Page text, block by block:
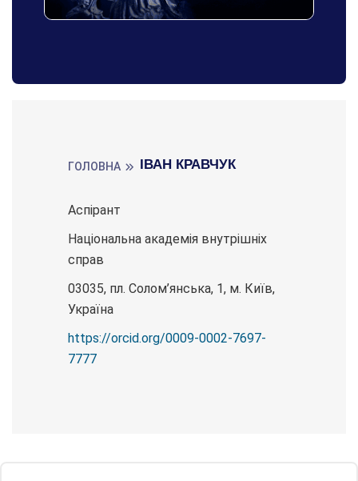
ГОЛОВНА ІВАН КРАВЧУК
Аспірант
Національна академія внутрішніх
справ
03035, пл. Солом’янська, 1, м. Київ,
Україна
https://orcid.org/0009-0002-7697-
7777